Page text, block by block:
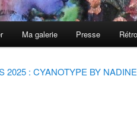
Ma galerie Presse
2025 : CYANOTYPE BY